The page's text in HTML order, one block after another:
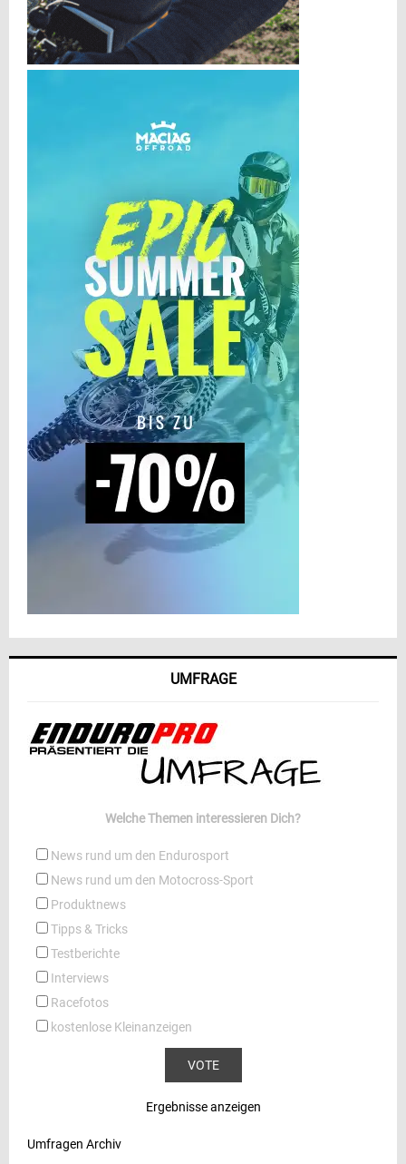
UMFRAGE
Welche Themen interessieren Dich?
News rund um den Endurosport
News rund um den Motocross-Sport
Produktnews
Tipps & Tricks
Testberichte
Interviews
Racefotos
kostenlose Kleinanzeigen
Ergebnisse anzeigen
Umfragen Archiv